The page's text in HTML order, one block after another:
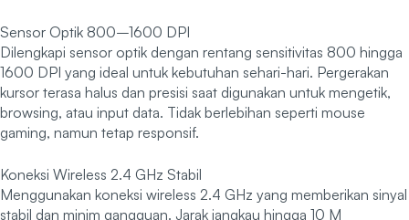
Sensor Optik 800–1600 DPI
Dilengkapi sensor optik dengan rentang sensitivitas 800 hingga
1600 DPI yang ideal untuk kebutuhan sehari-hari. Pergerakan
kursor terasa halus dan presisi saat digunakan untuk mengetik,
browsing, atau input data. Tidak berlebihan seperti mouse
gaming, namun tetap responsif.
Koneksi Wireless 2.4 GHz Stabil
Menggunakan koneksi wireless 2.4 GHz yang memberikan sinyal
stabil dan minim gangguan. Jarak jangkau hingga 10 M